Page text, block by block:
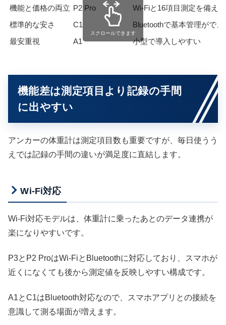
機能と価格の両立 P2 Pro
Wi-Fiと16項目測定を備える
標準的な安さ
C1
Bluetoothで基本管理ができ
最安重視
A1 小型で導入しやすい
スクロールできます
機能差は測定項目より記録の手間
に出やすい
アンカーの体重計は測定項目数も重要ですが、毎日使うう
えでは記録の手間の違いが満足度に直結します。
Wi-Fi対応
Wi-Fi対応モデルは、体重計に乗ったあとのデータ連携が
楽になりやすいです。
P3とP2 ProはWi-FiとBluetoothに対応しており、スマホが
近くになくても後から測定値を反映しやすい構成です。
A1とC1はBluetooth対応なので、スマホアプリとの接続を
意識して測る場面が増えます。